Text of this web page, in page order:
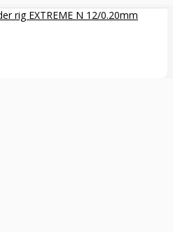
rig EXTREME N 12/0.20mm